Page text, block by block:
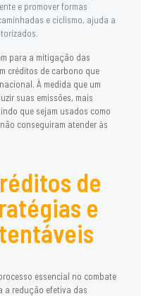
e promover formas
e ciclismo, ajuda a
para a mitigação das
créditos de carbono que
À medida que um
suas emissões, mais
que sejam usados como
conseguiram atender às
de
e
essencial no combate
a redução efetiva das